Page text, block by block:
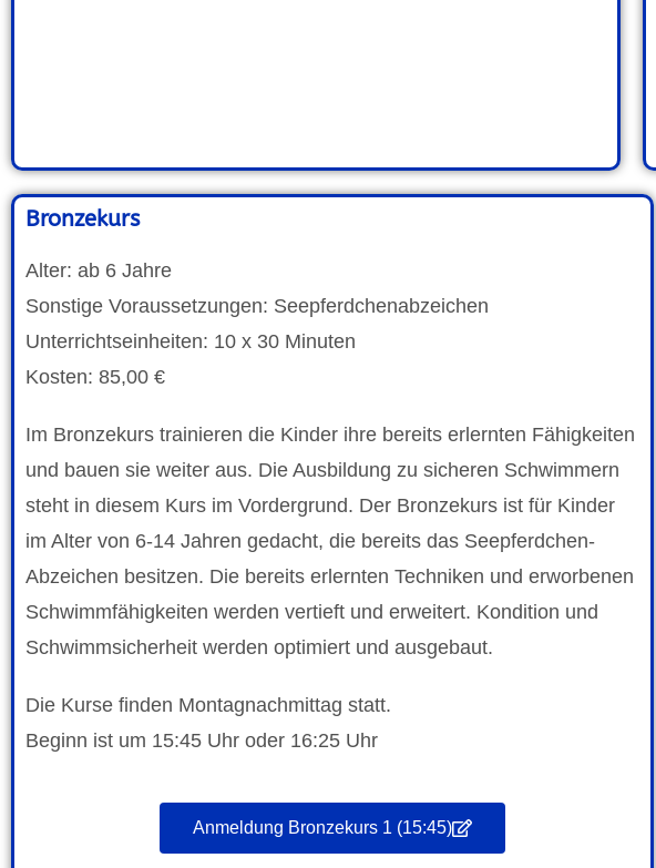
Bronzekurs
Alter: ab 6 Jahre
Sonstige Voraussetzungen: Seepferdchenabzeichen
Unterrichtseinheiten: 10 x 30 Minuten
Kosten: 85,00 €
Im Bronzekurs trainieren die Kinder ihre bereits erlernten Fähigkeiten
und bauen sie weiter aus. Die Ausbildung zu sicheren Schwimmern
steht in diesem Kurs im Vordergrund. Der Bronzekurs ist für Kinder
im Alter von 6-14 Jahren gedacht, die bereits das Seepferdchen-
Abzeichen besitzen. Die bereits erlernten Techniken und erworbenen
Schwimmfähigkeiten werden vertieft und erweitert. Kondition und
Schwimmsicherheit werden optimiert und ausgebaut.
Die Kurse finden Montagnachmittag statt.
Beginn ist um 15:45 Uhr oder 16:25 Uhr
Anmeldung Bronzekurs 1 (15:45)